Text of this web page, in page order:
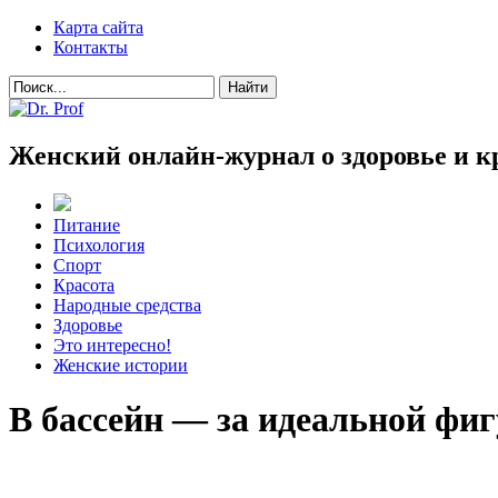
Карта сайта
Контакты
Женский онлайн-журнал о здоровье и
Питание
Психология
Спорт
Красота
Народные средства
Здоровье
Это интересно!
Женские истории
В бассейн — за идеальной